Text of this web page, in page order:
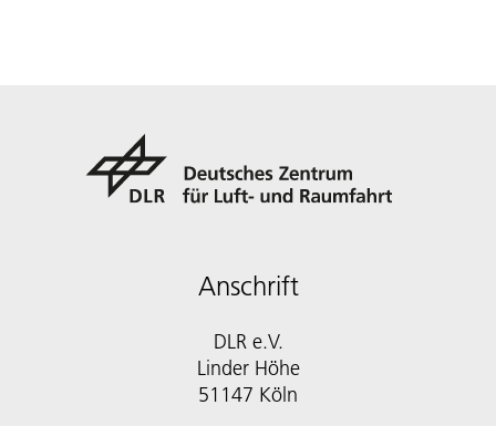
Anschrift
DLR e.V.
Linder Höhe
51147 Köln